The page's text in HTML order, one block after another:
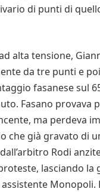
di punti di
alta tensione,
da tre punti e
fasanese sul
Fasano provava
ma perdeva
che già gravato di
Rodi
lasciando la
Monopoli.